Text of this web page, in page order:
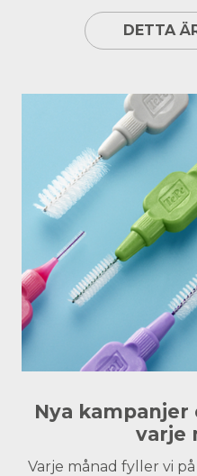
DETTA
Nya
varje
Varje månad fyller vi